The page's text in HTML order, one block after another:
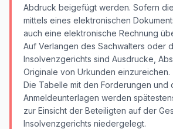
Abdruck beigefügt werden. Sofern
mittels eines elektronischen
auch eine elektronische Rechnung
Auf Verlangen des Sachwalters oder
Insolvenzgerichts sind Ausdrucke,
Originale von Urkunden einzureichen.
Die Tabelle mit den Forderungen und
Anmeldeunterlagen werden
zur Einsicht der Beteiligten auf der
Insolvenzgerichts niedergelegt.